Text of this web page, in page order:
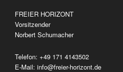
FREIER HORIZONT
Vorsitzender
Norbert Schumacher
Telefon: ‭+49 171 4143502
E-Mail: info@freier-horizont.de